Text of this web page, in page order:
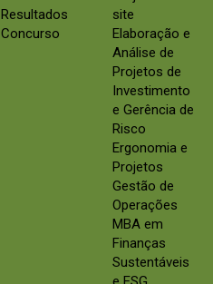
Resultados
Concurso
site
Elaboração e
Análise de
Projetos de
Investimento
e Gerência de
Risco
Ergonomia e
Projetos
Gestão de
Operações
MBA em
Finanças
Sustentáveis